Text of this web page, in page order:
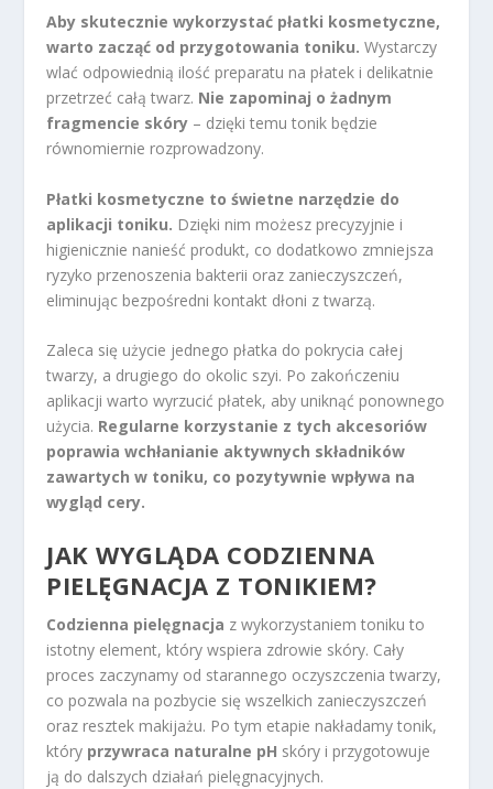
Aby skutecznie wykorzystać płatki kosmetyczne,
warto zacząć od przygotowania toniku. Wystarczy
wlać odpowiednią ilość preparatu na płatek i delikatnie
przetrzeć całą twarz. Nie zapominaj o żadnym
fragmencie skóry – dzięki temu tonik będzie
równomiernie rozprowadzony.
Płatki kosmetyczne to świetne narzędzie do
aplikacji toniku. Dzięki nim możesz precyzyjnie i
higienicznie nanieść produkt, co dodatkowo zmniejsza
ryzyko przenoszenia bakterii oraz zanieczyszczeń,
eliminując bezpośredni kontakt dłoni z twarzą.
Zaleca się użycie jednego płatka do pokrycia całej
twarzy, a drugiego do okolic szyi. Po zakończeniu
aplikacji warto wyrzucić płatek, aby uniknąć ponownego
użycia. Regularne korzystanie z tych akcesoriów
poprawia wchłanianie aktywnych składników
zawartych w toniku, co pozytywnie wpływa na
wygląd cery.
JAK WYGLĄDA CODZIENNA
PIELĘGNACJA Z TONIKIEM?
Codzienna pielęgnacja z wykorzystaniem toniku to
istotny element, który wspiera zdrowie skóry. Cały
proces zaczynamy od starannego oczyszczenia twarzy,
co pozwala na pozbycie się wszelkich zanieczyszczeń
oraz resztek makijażu. Po tym etapie nakładamy tonik,
który przywraca naturalne pH skóry i przygotowuje
ją do dalszych działań pielęgnacyjnych.